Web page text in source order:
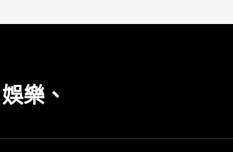
樂、